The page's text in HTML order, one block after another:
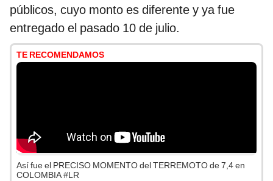
públicos, cuyo monto es diferente y ya fue
entregado el pasado 10 de julio.
TE RECOMENDAMOS
Así fue el PRECISO MOMENTO del TERREMOTO de 7,4 en
COLOMBIA #LR